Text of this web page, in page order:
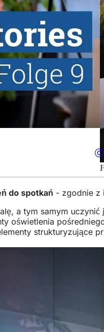
do spotkań - zgodnie z
a tym samym
oświetlenia